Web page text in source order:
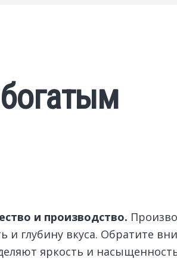
и производство.
глубину вкуса. Обратите
яркость и